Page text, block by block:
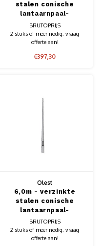
stalen conische
lantaarnpaal-
lichtmast, lengte
4,0m, topmaat 60mm
BRUTOPRIJS
2 stuks of meer nodig, vraag
offerte aan!
€397,30
Olest
6,0m - verzinkte
stalen conische
lantaarnpaal-
lichtmast, lengte
6,0m, topmaat 60mm
BRUTOPRIJS
2 stuks of meer nodig, vraag
offerte aan!